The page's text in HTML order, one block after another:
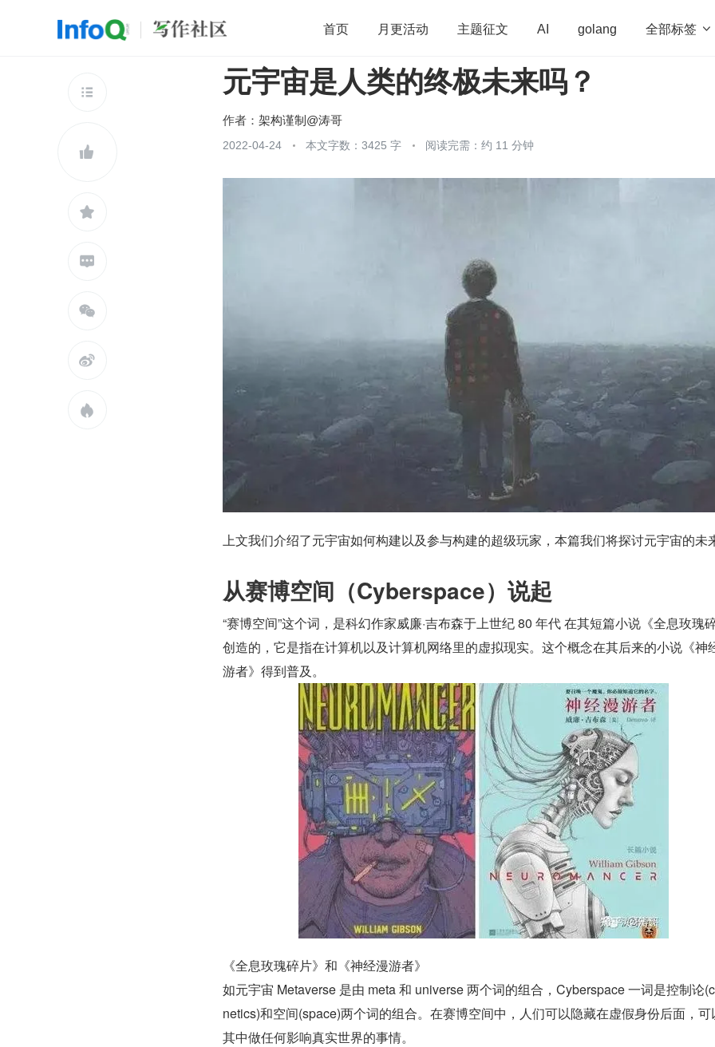
首页 月更活动 主题征文 AI golang 全部标签 
开源 架构 OpenHarmony 算法 学习方法
团队管理
查看更多







元宇宙是人类的终极未来吗？
作者： 架构谨制@涛哥
2022-04-24 本文字数：3425 字 阅读完需：约 11 分钟
上文我们介绍了元宇宙如何构建以及参与构建的超级玩家，本篇我们将探讨元宇宙的未
从赛博空间（Cyberspace）说起
“赛博空间”这个词，是科幻作家威廉·吉布森于上世纪 80 年代 在其短篇小说《全息玫瑰碎
创造的，它是指在计算机以及计算机网络里的虚拟现实。这个概念在其后来的小说《神
游者》得到普及。
《全息玫瑰碎片》和《神经漫游者》
如元宇宙 Metaverse 是由 meta 和 universe 两个词的组合，Cyberspace 一词是控制论
netics)和空间(space)两个词的组合。在赛博空间中，人们可以隐藏在虚假身份后面，可
其中做任何影响真实世界的事情。